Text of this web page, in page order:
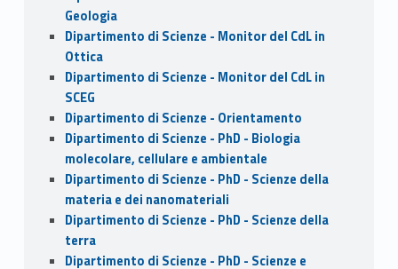
Geologia
Dipartimento di Scienze - Monitor del CdL in
Ottica
Dipartimento di Scienze - Monitor del CdL in
SCEG
Dipartimento di Scienze - Orientamento
Dipartimento di Scienze - PhD - Biologia
molecolare, cellulare e ambientale
Dipartimento di Scienze - PhD - Scienze della
materia e dei nanomateriali
Dipartimento di Scienze - PhD - Scienze della
terra
Dipartimento di Scienze - PhD - Scienze e